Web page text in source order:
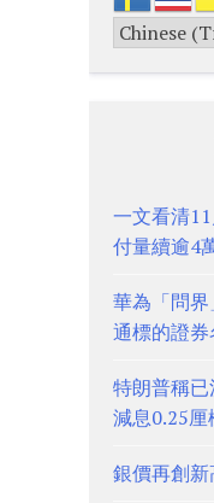
一文看清
付量續逾4
華為「問
通標的證
特朗普稱
減息0.25厘
銀價再創